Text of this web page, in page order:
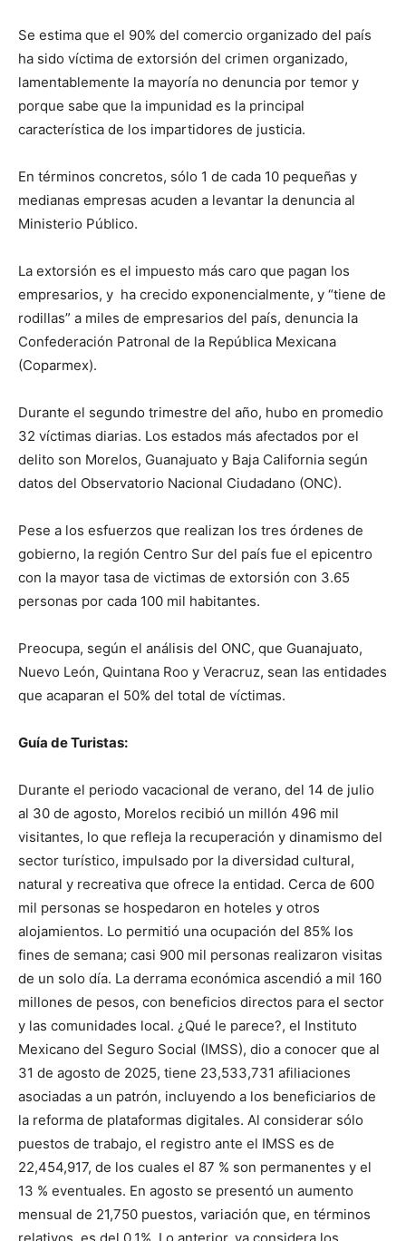
Se estima que el 90% del comercio organizado del país
ha sido víctima de extorsión del crimen organizado,
lamentablemente la mayoría no denuncia por temor y
porque sabe que la impunidad es la principal
característica de los impartidores de justicia.
En términos concretos, sólo 1 de cada 10 pequeñas y
medianas empresas acuden a levantar la denuncia al
Ministerio Público.
La extorsión es el impuesto más caro que pagan los
empresarios, y ha crecido exponencialmente, y “tiene de
rodillas” a miles de empresarios del país, denuncia la
Confederación Patronal de la República Mexicana
(Coparmex).
Durante el segundo trimestre del año, hubo en promedio
32 víctimas diarias. Los estados más afectados por el
delito son Morelos, Guanajuato y Baja California según
datos del Observatorio Nacional Ciudadano (ONC).
Pese a los esfuerzos que realizan los tres órdenes de
gobierno, la región Centro Sur del país fue el epicentro
con la mayor tasa de victimas de extorsión con 3.65
personas por cada 100 mil habitantes.
Preocupa, según el análisis del ONC, que Guanajuato,
Nuevo León, Quintana Roo y Veracruz, sean las entidades
que acaparan el 50% del total de víctimas.
Guía de Turistas:
Durante el periodo vacacional de verano, del 14 de julio
al 30 de agosto, Morelos recibió un millón 496 mil
visitantes, lo que refleja la recuperación y dinamismo del
sector turístico, impulsado por la diversidad cultural,
natural y recreativa que ofrece la entidad. Cerca de 600
mil personas se hospedaron en hoteles y otros
alojamientos. Lo permitió una ocupación del 85% los
fines de semana; casi 900 mil personas realizaron visitas
de un solo día. La derrama económica ascendió a mil 160
millones de pesos, con beneficios directos para el sector
y las comunidades local. ¿Qué le parece?, el Instituto
Mexicano del Seguro Social (IMSS), dio a conocer que al
31 de agosto de 2025, tiene 23,533,731 afiliaciones
asociadas a un patrón, incluyendo a los beneficiarios de
la reforma de plataformas digitales. Al considerar sólo
puestos de trabajo, el registro ante el IMSS es de
22,454,917, de los cuales el 87 % son permanentes y el
13 % eventuales. En agosto se presentó un aumento
mensual de 21,750 puestos, variación que, en términos